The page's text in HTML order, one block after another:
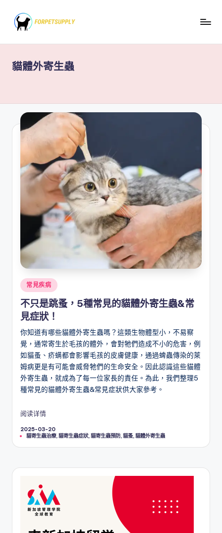
content
貓體外寄生蟲
Posted
in
常見疾病
不只是跳蚤，5種常見的貓體外寄生蟲&常
見症狀！
你知道有哪些貓體外寄生蟲嗎？這類生物體型小，不易察
覺，通常寄生於毛孩的體外，會對牠們造成不小的危害，例
如貓蚤、疥螨都會影響毛孩的皮膚健康，通過蜱蟲傳染的萊
姆病更是有可能會威脅牠們的生命安全。因此認識這些貓體
外寄生蟲，就成為了每一位家長的責任。為此，我們整理5
種常見的貓體外寄生蟲&常見症狀供大家參考。
阅读详情
2025-03-20
Tags:
貓寄生蟲治療,貓寄生蟲症狀,貓寄生蟲預防,貓蚤,貓體外寄生蟲